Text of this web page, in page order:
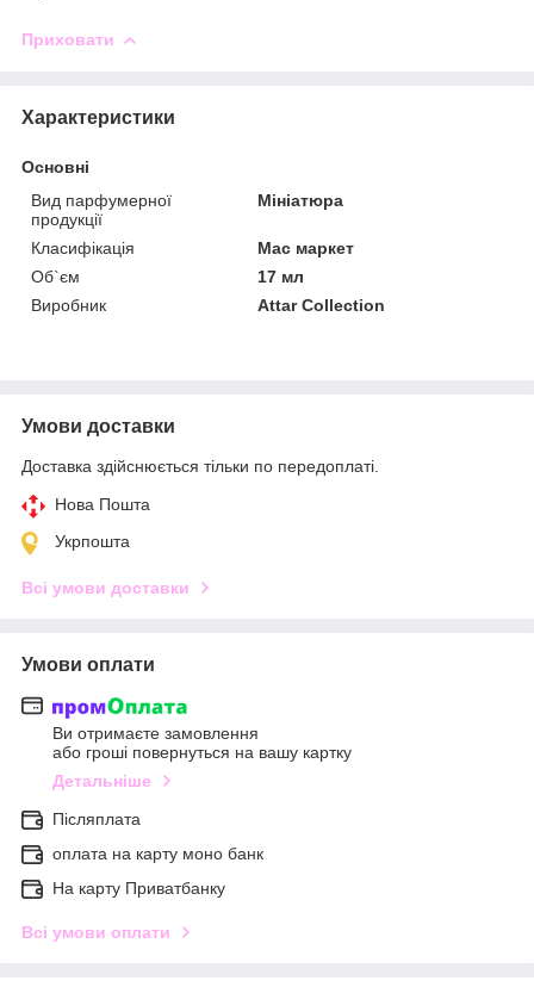
Приховати
Характеристики
Основні
Вид парфумерної
продукції
Мініатюра
Класифікація
Мас маркет
Об`єм
17 мл
Виробник
Attar Collection
Умови доставки
Доставка здійснюється тільки по передоплаті.
Нова Пошта
Укрпошта
Всі умови доставки
Умови оплати
Ви отримаєте замовлення
або гроші повернуться на вашу картку
Детальніше
Післяплата
оплата на карту моно банк
На карту Приватбанку
Всі умови оплати